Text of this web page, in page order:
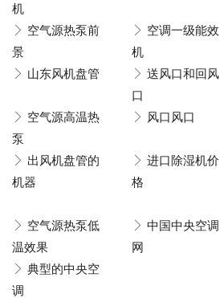
机
空气源热泵前
景
空调一级能效
机
山东风机盘管
送风口和回风
口
空气源高温热
泵
风口风口
出风机盘管的
机器
进口除湿机价
格
空气源热泵低
温效果
中国中央空调
网
典型的中央空
调